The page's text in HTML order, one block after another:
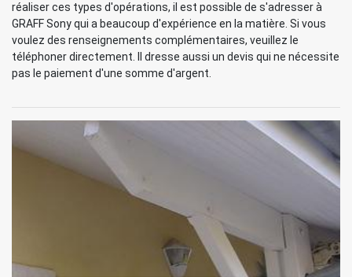
réaliser ces types d'opérations, il est possible de s'adresser à
GRAFF Sony qui a beaucoup d'expérience en la matière. Si vous
voulez des renseignements complémentaires, veuillez le
téléphoner directement. Il dresse aussi un devis qui ne nécessite
pas le paiement d'une somme d'argent.